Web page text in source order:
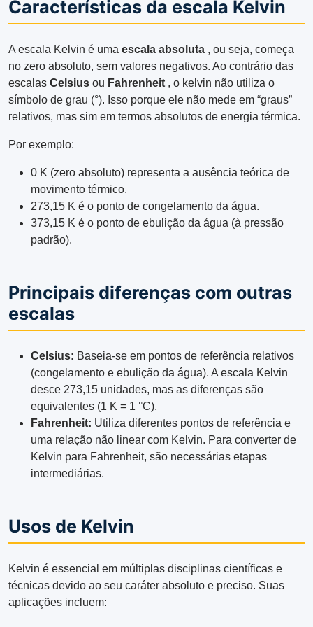
Características da escala Kelvin
A escala Kelvin é uma escala absoluta , ou seja, começa
no zero absoluto, sem valores negativos. Ao contrário das
escalas Celsius ou Fahrenheit , o kelvin não utiliza o
símbolo de grau (°). Isso porque ele não mede em “graus”
relativos, mas sim em termos absolutos de energia térmica.
Por exemplo:
0 K (zero absoluto) representa a ausência teórica de
movimento térmico.
273,15 K é o ponto de congelamento da água.
373,15 K é o ponto de ebulição da água (à pressão
padrão).
Principais diferenças com outras
escalas
Celsius: Baseia-se em pontos de referência relativos
(congelamento e ebulição da água). A escala Kelvin
desce 273,15 unidades, mas as diferenças são
equivalentes (1 K = 1 °C).
Fahrenheit: Utiliza diferentes pontos de referência e
uma relação não linear com Kelvin. Para converter de
Kelvin para Fahrenheit, são necessárias etapas
intermediárias.
Usos de Kelvin
Kelvin é essencial em múltiplas disciplinas científicas e
técnicas devido ao seu caráter absoluto e preciso. Suas
aplicações incluem: